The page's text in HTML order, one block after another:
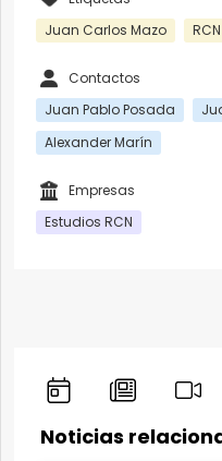
Juan Carlos Mazo
RCN
Contactos
Juan Pablo Posada
Alexander Marín
Empresas
Estudios RCN
Noticias